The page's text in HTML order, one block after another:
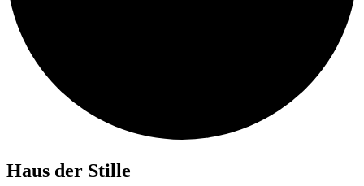
Haus der Stille